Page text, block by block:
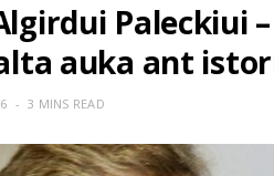
Paleckiui
auka ant
3 MINS READ